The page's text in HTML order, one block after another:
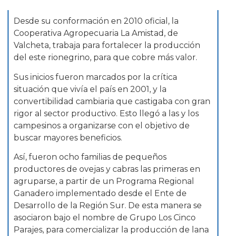
Desde su conformación en 2010 oficial, la
Cooperativa Agropecuaria La Amistad, de
Valcheta, trabaja para fortalecer la producción
del este rionegrino, para que cobre más valor.
Sus inicios fueron marcados por la crítica
situación que vivía el país en 2001, y la
convertibilidad cambiaria que castigaba con gran
rigor al sector productivo. Esto llegó a las y los
campesinos a organizarse con el objetivo de
buscar mayores beneficios.
Así, fueron ocho familias de pequeños
productores de ovejas y cabras las primeras en
agruparse, a partir de un Programa Regional
Ganadero implementado desde el Ente de
Desarrollo de la Región Sur. De esta manera se
asociaron bajo el nombre de Grupo Los Cinco
Parajes, para comercializar la producción de lana